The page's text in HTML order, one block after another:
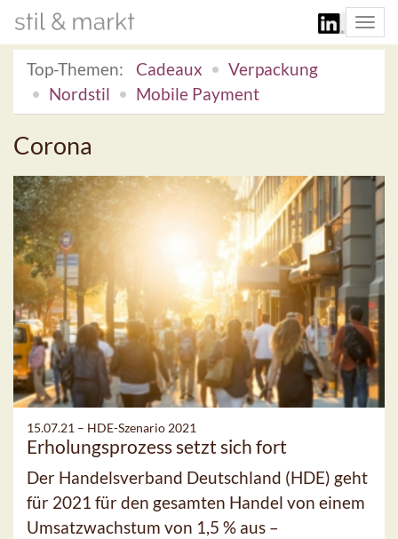
Top-Themen:
Cadeaux
Verpackung
Nordstil
Mobile Payment
Corona
15.07.21 – HDE-Szenario 2021
Erholungsprozess setzt sich fort
Der Handelsverband Deutschland (HDE) geht
für 2021 für den gesamten Handel von einem
Umsatzwachstum von 1,5 % aus –